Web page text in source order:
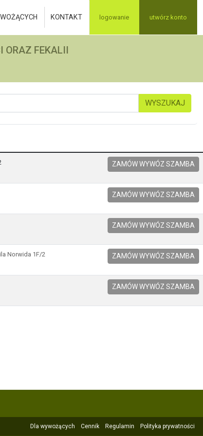
KONTAKT logowanie utwórz konto
ORAZ FEKALII
WYSZUKAJ
ZAMÓW WYWÓZ SZAMBA
ZAMÓW WYWÓZ SZAMBA
ZAMÓW WYWÓZ SZAMBA
Norwida 1F/2
ZAMÓW WYWÓZ SZAMBA
ZAMÓW WYWÓZ SZAMBA
Dla wywożących Cennik Regulamin Polityka prywatności